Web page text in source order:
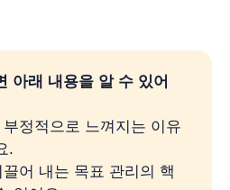
아래 내용을 알 수 있어
정적으로 느껴지는 이유
.
어 내는 목표 관리의 핵